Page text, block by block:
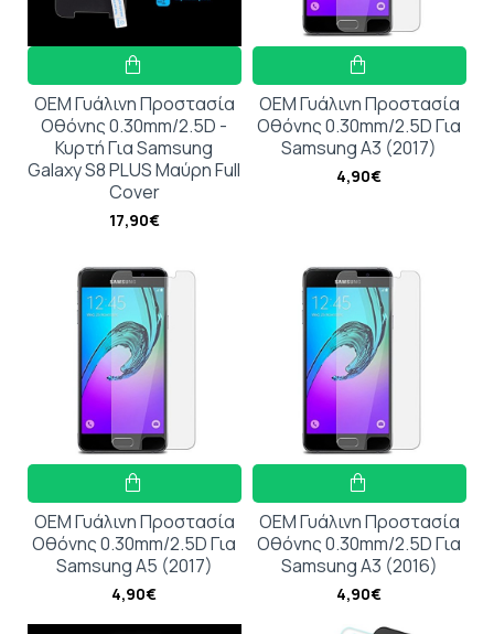
OEM Γυάλινη Προστασία
Οθόνης 0.30mm/2.5D -
Κυρτή Για Samsung
Galaxy S8 PLUS Μαύρη Full
Cover
17,90€
OEM Γυάλινη Προστασία
Οθόνης 0.30mm/2.5D Για
Samsung A3 (2017)
4,90€
OEM Γυάλινη Προστασία
Οθόνης 0.30mm/2.5D Για
Samsung A5 (2017)
4,90€
OEM Γυάλινη Προστασία
Οθόνης 0.30mm/2.5D Για
Samsung A3 (2016)
4,90€